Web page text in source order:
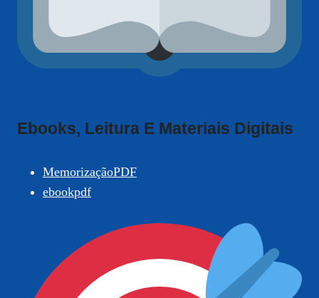
Ebooks, Leitura E Materiais Digitais
MemorizaçãoPDF
ebookpdf